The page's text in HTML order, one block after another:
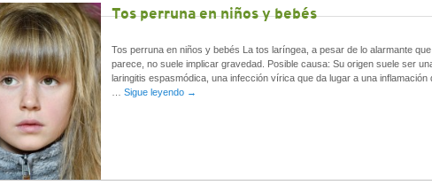
Tos perruna en niños y bebés
Tos perruna en niños y bebés La tos laríngea, a pesar de lo alarmante que
parece, no suele implicar gravedad. Posible causa: Su origen suele ser
laringitis espasmódica, una infección vírica que da lugar a una inflamación
Sigue leyendo →